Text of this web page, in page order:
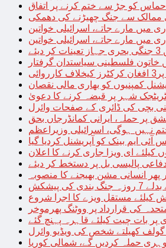
حماس کو جڑ سے ختم کرنے پر اتفاق
ممالک سے جنگ چھیڑنے کی دھمکی
میں مارے جاتے، اسرائیلی خواتین
میں مارے جاتے، اسرائیلی خواتین
کمپنیوں کو بھاری مالی نقصان
شہر پر قبضہ کرنے کا دعویٰ
بچی کی ڈائری کے صفحات وائرل
پر حملہ، ایرانی کمانڈرجاں بحق
نہیں ہوگی، اسرائیلی وزیراعظم
ایم بینک کو آپریشنل کردیا گیا
کیلئے ای ویزا جاری کرنے کا اعلان
پالیسی بل پر دستخط کر دیئے
کیلئے مستقل ویزے کا اجرا شروع
پر بات چیت کیلئے قاہرہ پہنچ گئے
کھیلتے شخص کی ویڈیو وائرل
حملہ کردیں گے، شمالی کوریا